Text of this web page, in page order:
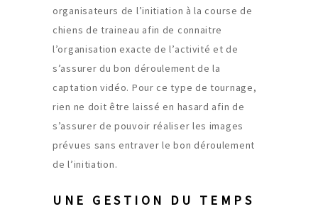
organisateurs de l’initiation à la course de
chiens de traineau afin de connaitre
l’organisation exacte de l’activité et de
s’assurer du bon déroulement de la
captation vidéo. Pour ce type de tournage,
rien ne doit être laissé en hasard afin de
s’assurer de pouvoir réaliser les images
prévues sans entraver le bon déroulement
de l’initiation.
UNE GESTION DU TEMPS